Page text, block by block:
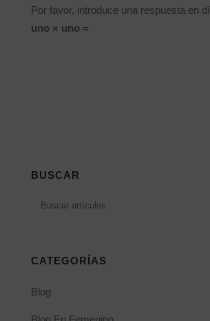
Por favor, introduce una respuesta en
uno × uno =
BUSCAR
CATEGORÍAS
Blog